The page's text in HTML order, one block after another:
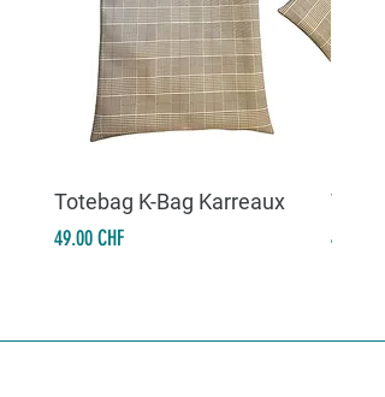
Totebag K-Bag Karreaux
Prix
49.00 CHF Prix
49.00